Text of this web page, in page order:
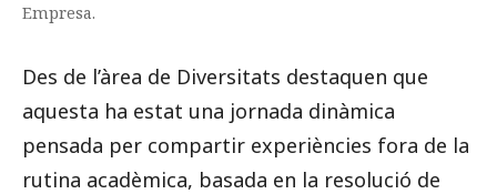
Empresa.
Des de l’àrea de Diversitats destaquen que
aquesta ha estat una jornada dinàmica
pensada per compartir experiències fora de la
rutina acadèmica, basada en la resolució de